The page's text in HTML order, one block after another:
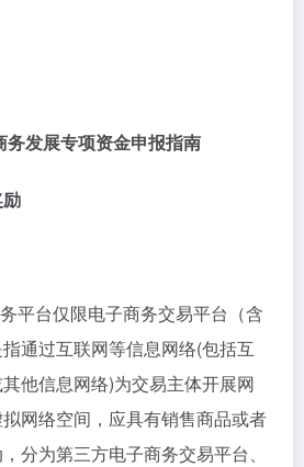
务发展专项资金申报指南
平台仅限电子商务交易平台（含
通过互联网等信息网络(包括互
他信息网络)为交易主体开展网
网络空间，应具有销售商品或者
分为第三方电子商务交易平台、